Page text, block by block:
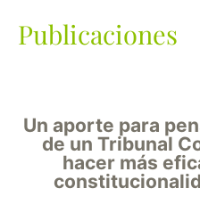
Publicaciones
Un aporte para
de un Tribunal
hacer más